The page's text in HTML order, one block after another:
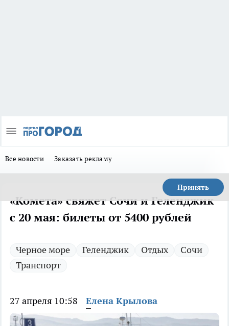
Все новости Заказать рекламу
Принять
«Комета» свяжет Сочи и Геленджик
с 20 мая: билеты от 5400 рублей
Черное море Геленджик Отдых
Сочи
Транспорт
27 апреля 10:58 Елена Крылова